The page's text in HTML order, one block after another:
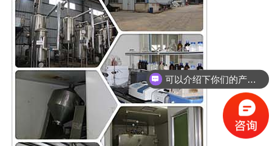
可以介绍下你们的产品么？